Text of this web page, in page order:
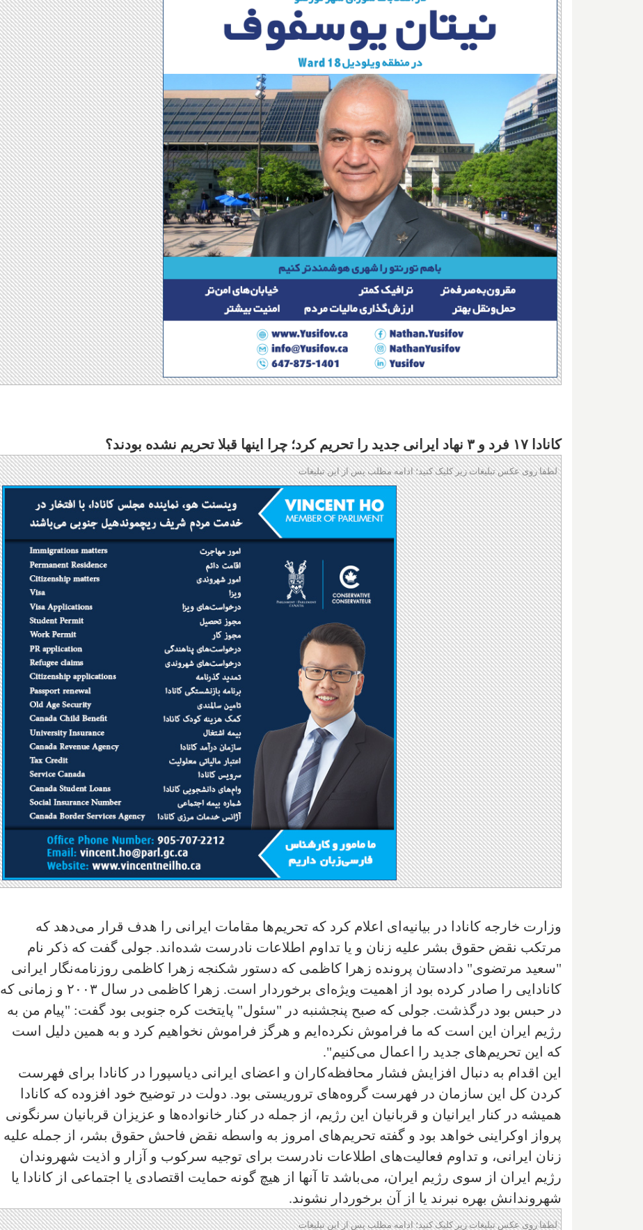
کانادا ۱۷ فرد و ۳ نهاد ایرانی جدید را تحریم کرد؛ چرا اینها قبلا تحریم نشده بودند؟
لطفا روی عکس تبلیغات زیر کلیک کنید؛ ادامه مطلب پس از این تبلیغات
وزارت خارجه کانادا در بیانیه‌ای اعلام کرد که تحریم‌ها مقامات ایرانی را هدف قرار می‌دهد که
مرتکب نقض حقوق بشر علیه زنان و یا تداوم اطلاعات نادرست شده‌اند. جولی گفت که ذکر نام
"سعید مرتضوی" دادستان پرونده زهرا کاظمی که دستور شکنجه زهرا کاظمی روزنامه‌نگار ایرانی
کانادایی را صادر کرده بود از اهمیت ویژه‌ای برخوردار است. زهرا کاظمی در سال ۲۰۰۳ و زمانی که
در حبس بود درگذشت. جولی که صبح پنجشنبه در "سئول" پایتخت کره جنوبی بود گفت: "پیام من به
رژیم ایران این است که ما فراموش نکرده‌ایم و هرگز فراموش نخواهیم کرد و به همین دلیل است
که این تحریم‌های جدید را اعمال می‌کنیم".
این اقدام به دنبال افزایش فشار محافظه‌کاران و اعضای ایرانی دیاسپورا در کانادا برای فهرست
کردن کل این سازمان در فهرست گروه‌های تروریستی بود. دولت در توضیح خود افزوده که کانادا
همیشه در کنار ایرانیان و قربانیان این رژیم، از جمله در کنار خانواده‌ها و عزیزان قربانیان سرنگونی
پرواز اوکراینی خواهد بود و گفته تحریم‌های امروز به واسطه نقض فاحش حقوق بشر، از جمله علیه
زنان ایرانی، و تداوم فعالیت‌های اطلاعات نادرست برای توجیه سرکوب و آزار و اذیت شهروندان
رژیم ایران از سوی رژیم ایران، می‌باشد تا آنها از هیچ گونه حمایت اقتصادی یا اجتماعی از کانادا یا
شهروندانش بهره نبرند یا از آن برخوردار نشوند.
لطفا روی عکس تبلیغات زیر کلیک کنید؛ ادامه مطلب پس از این تبلیغات